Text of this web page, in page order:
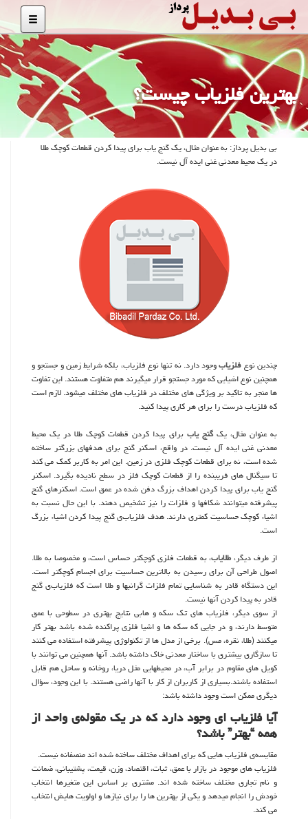
بهترین فلزیاب چیست؟
بی بدیل پرداز: به عنوان مثال، یك گنج یاب برای پیدا كردن قطعات كوچك طلا
در یك محیط معدنی غنی ایده آل نیست.
چندین نوعفلزیابوجود دارد. نه تنها نوع فلزیاب، بلکه شرایط زمین و جستجو و
همچنین نوع اشیایی که مورد جستجو قرار میگیرند هم متفاوت هستند. این تفاوت
ها منجر به تاکید بر ویژگی های مختلف در فلزیاب های مختلف میشود. لازم است
که فلزیاب‌ درست را برای هر کاری پیدا کنید.
به عنوان مثال، یکگنج یاب برای پیدا کردن قطعات کوچک طلا در یک محیط
معدنی غنی ایده آل نیست. در واقع، اسکنر گنج برای هدفهای بزرگتر ساخته
شده است، نه برای قطعات کوچک فلزی در زمین. این امر به کاربر کمک می کند
تا سیگنال های فریبنده را از قطعات کوچک فلز در سطح نادیده بگیرد. اسکنر
گنج یاب برای پیدا کردن اهداف بزرگ دفن شده در عمق است. اسکنرهای گنج
پیشرفته میتوانند شکافها و فلزات را نیز تشخیص دهند. با این حال نسبت به
اشیاء کوچک حساسیت کمتری دارند. هدف فلزیاب‌ی گنج پیدا کردن اشیاء بزرگ
است.
از طرف دیگر،طلایاب، به قطعات فلزی کوچکتر حساس است، و مخصوصا به طلا.
اصول طراحی آن برای رسیدن به بالاترین حساسیت برای اجسام کوچکتر است.
این دستگاه قادر به شناسایی تمام فلزات گرانبها و طلا است که فلزیاب‌ی گنج
قادر به پیدا کردن آنها نیست.
از سوی دیگر، فلزیاب های تک سکه و هابی نتایج بهتری در سطوحی با عمق
متوسط دارند، و در جایی که سکه ها و اشیا فلزی پراکنده شده باشد بهتر کار
میکنند (طلا، نقره، مس). برخی از مدل ها از تکنولوژی پیشرفته استفاده می کنند
تا سازگاری بیشتری با ساختار معدنی خاک داشته باشد. آنها همچنین می توانند با
کویل های مقاوم در برابر آب، در محیطهایی مثل دریا، روخانه و ساحل هم قابل
استفاده باشند.بسیاری از کاربران از کار با آنها راضی هستند. با این وجود، سؤال
دیگری ممکن است وجود داشته باشد:
آیا فلزیاب ای وجود دارد که در یک مقوله‌ی واحد از
همه “بهتر” باشد؟
مقایسه‌ی فلزیاب هایی که برای اهداف مختلف ساخته شده اند منصفانه نیست.
فلزیاب های موجود در بازار با عمق، ثبات، اقتصاد، وزن، قیمت، پشتیبانی، ضمانت
و نام تجاری مختلف ساخته شده اند. مشتری بر اساس این متغیرها انتخاب
خودش را انجام میدهد و یکی از بهترین ها را برای نیازها و اولویت هایش انتخاب
می کند.